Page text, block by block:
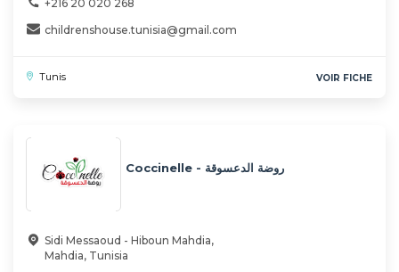
+216 20 020 268
childrenshouse.tunisia@gmail.com
Tunis VOIR FICHE
Coccinelle - روضة الدعسوقة
Sidi Messaoud - Hiboun Mahdia,
Mahdia, Tunisia